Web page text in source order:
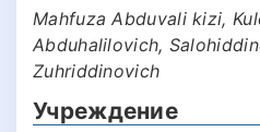
Mahfuza Abduvali kizi,
Abduhalilovich,
Zuhriddinovich
Учреждение